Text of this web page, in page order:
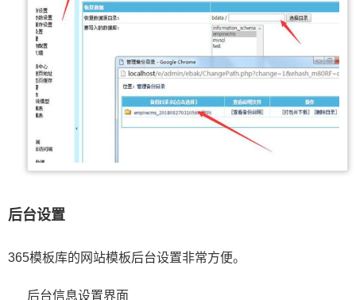
后台设置
365模板库的网站模板后台设置非常方便。
后台信息设置界面